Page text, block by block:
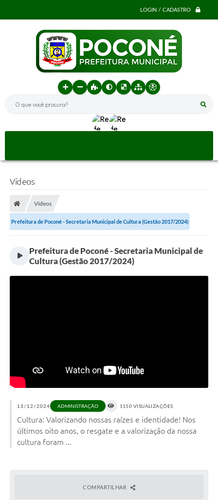
LOGIN / CADASTRO
O que você procura?
Vídeos
Vídeos
Prefeitura de Poconé - Secretaria Municipal de Cultura (Gestão 2017/2024)
Prefeitura de Poconé - Secretaria Municipal de
Cultura (Gestão 2017/2024)
13/12/2024 ADMINISTRAÇÃO 1150 VISUALIZAÇÕES
Cultura: Valorizando nossas raízes e identidade! Nos
últimos oito anos, o resgate e a valorização da nossa
cultura foram ...
COMPARTILHAR